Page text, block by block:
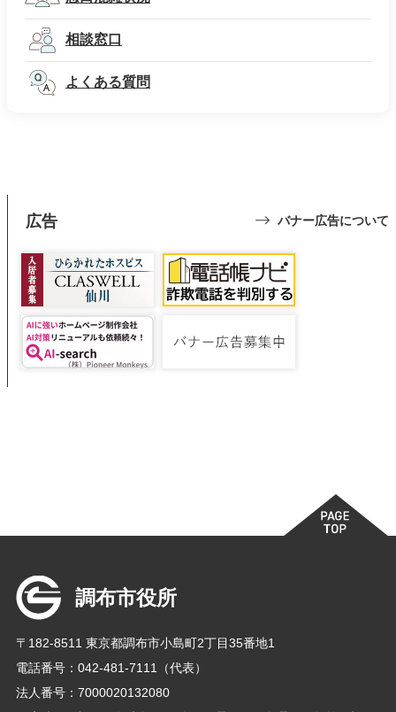
相談窓口
よくある質問
広告 バナー広告について
調布市役所
〒182-8511 東京都調布市小島町2丁目35番地1
電話番号：042-481-7111（代表）
法人番号：7000020132080